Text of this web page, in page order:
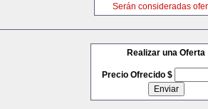
Serán consideradas
Realizar una Oferta
Precio Ofrecido $